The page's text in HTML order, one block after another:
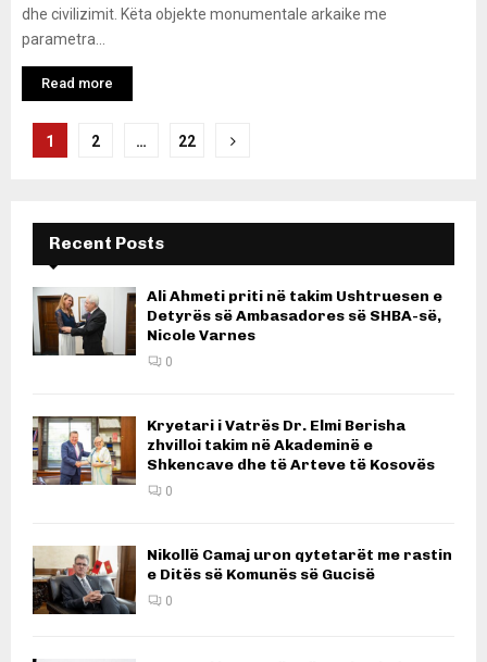
dhe civilizimit. Këta objekte monumentale arkaike me
parametra...
Read more
Posts
1 2 … 22
Recent Posts
Ali Ahmeti priti në takim Ushtruesen e
Detyrës së Ambasadores së SHBA-së,
Nicole Varnes
0
Kryetari i Vatrës Dr. Elmi Berisha
zhvilloi takim në Akademinë e
Shkencave dhe të Arteve të Kosovës
0
Nikollë Camaj uron qytetarët me rastin
e Ditës së Komunës së Gucisë
0